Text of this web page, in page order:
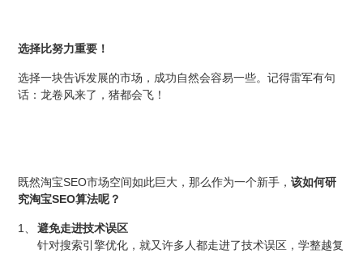
选择比努力重要！
选择一块告诉发展的市场，成功自然会容易一些。记得雷军有句
话：龙卷风来了，猪都会飞！
既然淘宝SEO市场空间如此巨大，那么作为一个新手，该如何研
究淘宝SEO算法呢？
1、
避免走进技术误区
针对搜索引擎优化，就又许多人都走进了技术误区，学整越复